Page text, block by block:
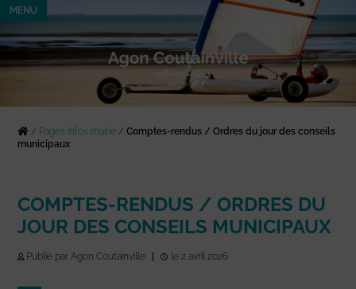
MENU
/ Pages infos mairie /Comptes-rendus / Ordres du jour des conseils
municipaux
COMPTES-RENDUS / ORDRES DU
JOUR DES CONSEILS MUNICIPAUX
Publié par Agon Coutainville le 2 avril 2026